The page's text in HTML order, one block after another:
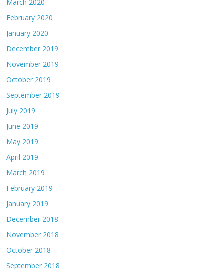
March 2020
February 2020
January 2020
December 2019
November 2019
October 2019
September 2019
July 2019
June 2019
May 2019
April 2019
March 2019
February 2019
January 2019
December 2018
November 2018
October 2018
September 2018